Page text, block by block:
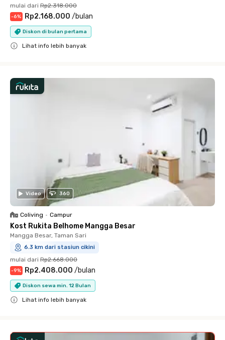
mulai dari Rp2.318.000
-6% Rp2.168.000 /bulan
Diskon di bulan pertama
Lihat info lebih banyak
Video 360
Coliving • Campur
Kost Rukita Belhome Mangga Besar
Mangga Besar, Taman Sari
6.3 km dari stasiun cikini
mulai dari Rp2.668.000
-9% Rp2.408.000 /bulan
Diskon sewa min. 12 Bulan
Lihat info lebih banyak